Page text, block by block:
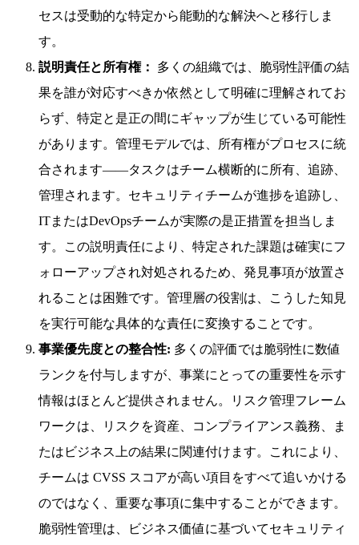
セスは受動的な特定から能動的な解決へと移行しま
す。
説明責任と所有権：
多くの組織では、脆弱性評価の結
果を誰が対応すべきか依然として明確に理解されてお
らず、特定と是正の間にギャップが生じている可能性
があります。管理モデルでは、所有権がプロセスに統
合されます——タスクはチーム横断的に所有、追跡、
管理されます。セキュリティチームが進捗を追跡し、
ITまたはDevOpsチームが実際の是正措置を担当しま
す。この説明責任により、特定された課題は確実にフ
ォローアップされ対処されるため、発見事項が放置さ
れることは困難です。管理層の役割は、こうした知見
を実行可能な具体的な責任に変換することです。
事業優先度との整合性: 多くの評価では脆弱性に数値
ランクを付与しますが、事業にとっての重要性を示す
情報はほとんど提供されません。リスク管理フレーム
ワークは、リスクを資産、コンプライアンス義務、ま
たはビジネス上の結果に関連付けます。これにより、
チームは CVSS スコアが高い項目をすべて追いかける
のではなく、重要な事項に集中することができます。
脆弱性管理は、ビジネス価値に基づいてセキュリティ